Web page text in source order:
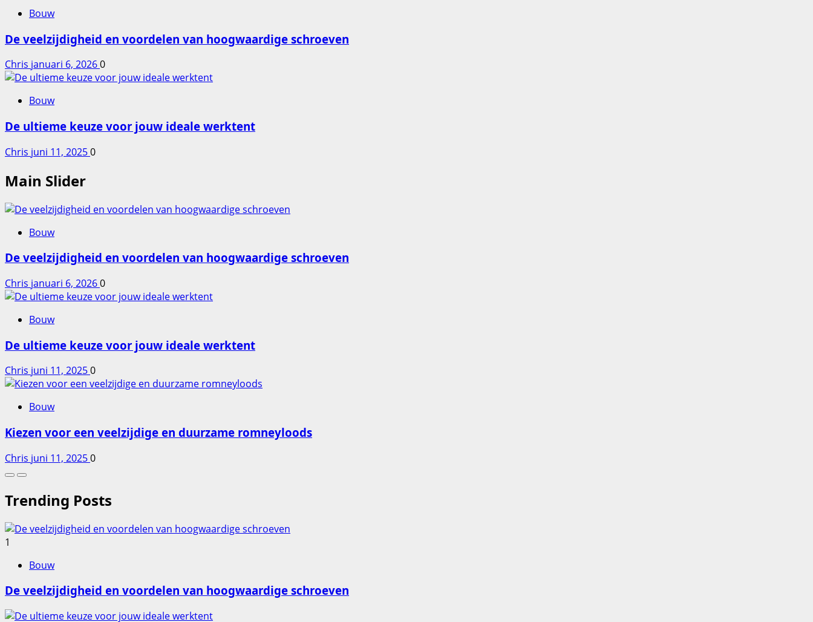
Bouw
De veelzijdigheid en voordelen van hoogwaardige schroeven
Chris januari 6, 20260
Bouw
De ultieme keuze voor jouw ideale werktent
Chris juni 11, 20250
Main Slider
Bouw
De veelzijdigheid en voordelen van hoogwaardige schroeven
Chris januari 6, 20260
Bouw
De ultieme keuze voor jouw ideale werktent
Chris juni 11, 20250
Bouw
Kiezen voor een veelzijdige en duurzame romneyloods
Chris juni 11, 20250
Trending Posts
1
Bouw
De veelzijdigheid en voordelen van hoogwaardige schroeven